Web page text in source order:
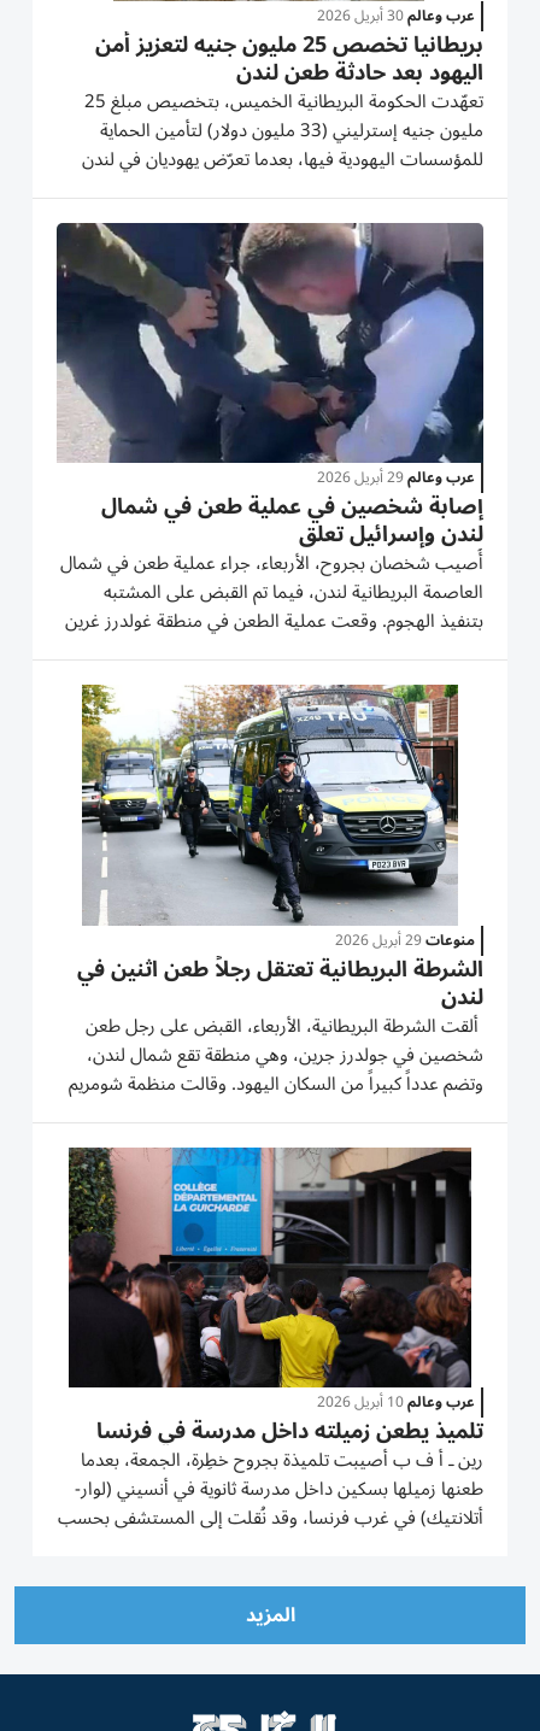
عرب وعالم30 أبريل 2026
بريطانيا تخصص 25 مليون جنيه لتعزيز أمن
اليهود بعد حادثة طعن لندن
تعهّدت الحكومة البريطانية الخميس، بتخصيص مبلغ 25
مليون جنيه إسترليني (33 مليون دولار) لتأمين الحماية
للمؤسسات اليهودية فيها، بعدما تعرّض يهوديان في لندن
للطعن. وقالت وزيرة الداخلية شابانا محمود لشبكة «سكاي
نيوز»: «يشعر الناس بحالة من انعدام الأمن. ولهذا السبب
تقدّم الحكومة...
عرب وعالم29 أبريل 2026
إصابة شخصين في عملية طعن في شمال
لندن وإسرائيل تعلق
أُصيب شخصان بجروح، الأربعاء، جراء عملية طعن في شمال
العاصمة البريطانية لندن، فيما تم القبض على المشتبه
بتنفيذ الهجوم. وقعت عملية الطعن في منطقة غولدرز غرين
التي تضم كثافة سكانية يهودية، حيث أفادت مجموعة
«شموريم» لمراقبة الأحياء بأن الشرطة ألقت القبض على
رجل شوهد وهو يركض...
منوعات29 أبريل 2026
الشرطة البريطانية تعتقل رجلاً طعن اثنين في
لندن
ألقت الشرطة ⁠البريطانية، الأربعاء، القبض ‌على رجل طعن
شخصين في جولدرز جرين، ‌وهي منطقة تقع شمال ⁠لندن،
وتضم عدداً كبيراً من السكان اليهود. وقالت منظمة شومريم
على منصة «إكس» إن «رجلاً شوهد وهو يركض حاملاً سكيناً
ويحاول ‌طعن سكان قبل أن يتمكن أحد ⁠عناصر المنظمة من...
عرب وعالم10 أبريل 2026
تلميذ يطعن زميلته داخل مدرسة في فرنسا
رين ـ أ ف ب أصيبت تلميذة بجروح خطِرة، الجمعة، بعدما
طعنها زميلها بسكين داخل مدرسة ثانوية في أنسيني (لوار-
أتلانتيك) في غرب فرنسا، وقد نُقلت إلى المستشفى بحسب
المزيد